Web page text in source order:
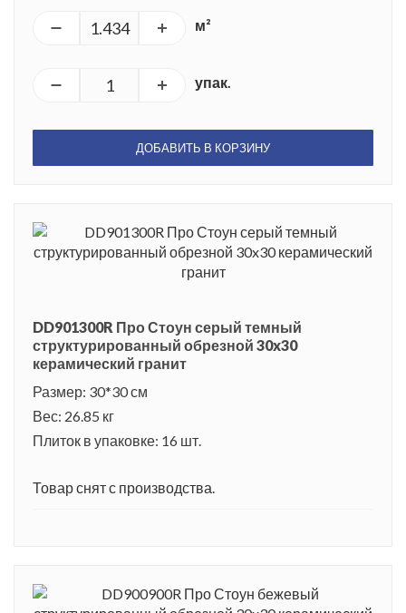
м²
упак.
ДОБАВИТЬ В КОРЗИНУ
DD901300R Про Стоун серый темный
структурированный обрезной 30x30
керамический гранит
Размер: 30*30 см
Вес: 26.85 кг
Плиток в упаковке: 16 шт.
Товар снят с производства.